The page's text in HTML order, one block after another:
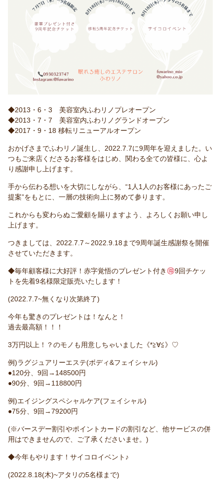
◆2013・6・3 美容室内ふわリノプレオープン
◆2013・7・7 美容室内ふわリノグランドオープン
◆2017・9・18 移転リニューアルオープン
おかげさまでふわリノ誕生し、2022.7.7に9周年を迎えました。い
つもご来店くださるお客様をはじめ、関わる全ての皆様に、心よ
り感謝申し上げます。
手から伝わる想いを大切にしながら、“1人1人のお客様にあったご
提案”をもとに、一層の技術向上に努めて参ります。
これからも変わらぬご愛顧を賜りますよう、よろしくお願い申し
上げます。
つきましては、2022.7.7～2022.9.18まで9周年誕生感謝祭を開催
させていただきます。
◆毎年顧客様に大好評！赤字覚悟のプレゼント付き
9回チケッ
トを先着9名様限定販売いたします！
(2022.7.7~無くなり次第終了)
今年も驚きのプレゼントは！なんと！
過去最高額！！！
3万円以上！？のモノも用意しちゃいました《*≧∀≦》♡
例)ラグジュアリーエステ(ボディ&フェイシャル)
●120分、9回→148500円
●90分、9回→118800円
例)エイジングスペシャルケア(フェイシャル)
●75分、9回→79200円
(※バースデー割引やポイントカードの割引など、他サービスの併
用はできませんので、ご了承くださいませ。)
◆今年もやります！サイコロイベント♪
(2022.8.18(木)~アタリの5名様まで)